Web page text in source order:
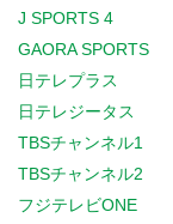
J SPORTS 4
GAORA SPORTS
日テレプラス
日テレジータス
TBSチャンネル1
TBSチャンネル2
フジテレビONE